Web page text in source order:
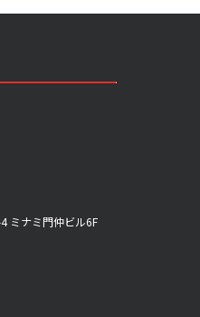
ミナミ門仲ビル6F